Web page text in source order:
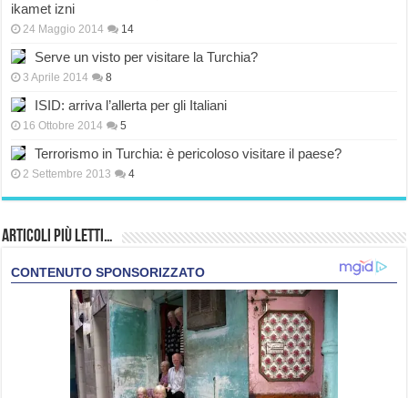
ikamet izni
24 Maggio 2014 14
Serve un visto per visitare la Turchia?
3 Aprile 2014 8
ISID: arriva l’allerta per gli Italiani
16 Ottobre 2014 5
Terrorismo in Turchia: è pericoloso visitare il paese?
2 Settembre 2013 4
Articoli più Letti…